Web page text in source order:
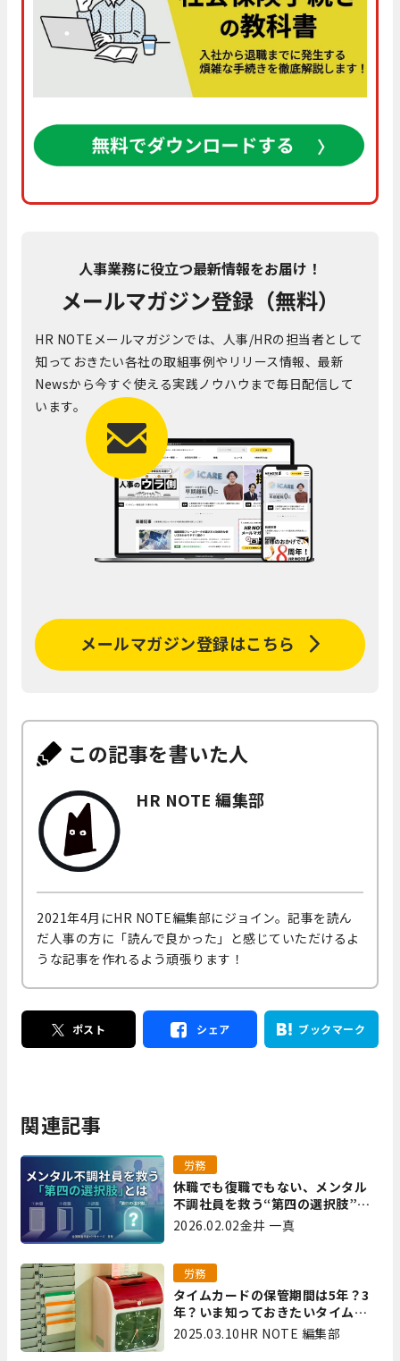
人事業務に役立つ最新情報をお届け！
メールマガジン登録（無料）
HR NOTEメールマガジンでは、人事/HRの担当者として
知っておきたい各社の取組事例やリリース情報、最新
Newsから今すぐ使える実践ノウハウまで毎日配信して
います。
メールマガジン登録はこちら
この記事を書いた人
HR NOTE 編集部
2021年4月にHR NOTE編集部にジョイン。記事を読ん
だ人事の方に「読んで良かった」と感じていただけるよ
うな記事を作れるよう頑張ります！
ポスト シェア ブックマーク
関連記事
休職でも復職でもない、メンタル
不調社員を救う“第四の選択肢”と
は｜全国障害年金パートナーズ 宮
労務
2026.02.02金井 一真
タイムカードの保管期間は5年？3
年？いま知っておきたいタイムカ
ード保管方法
労務
2025.03.10HR NOTE 編集部